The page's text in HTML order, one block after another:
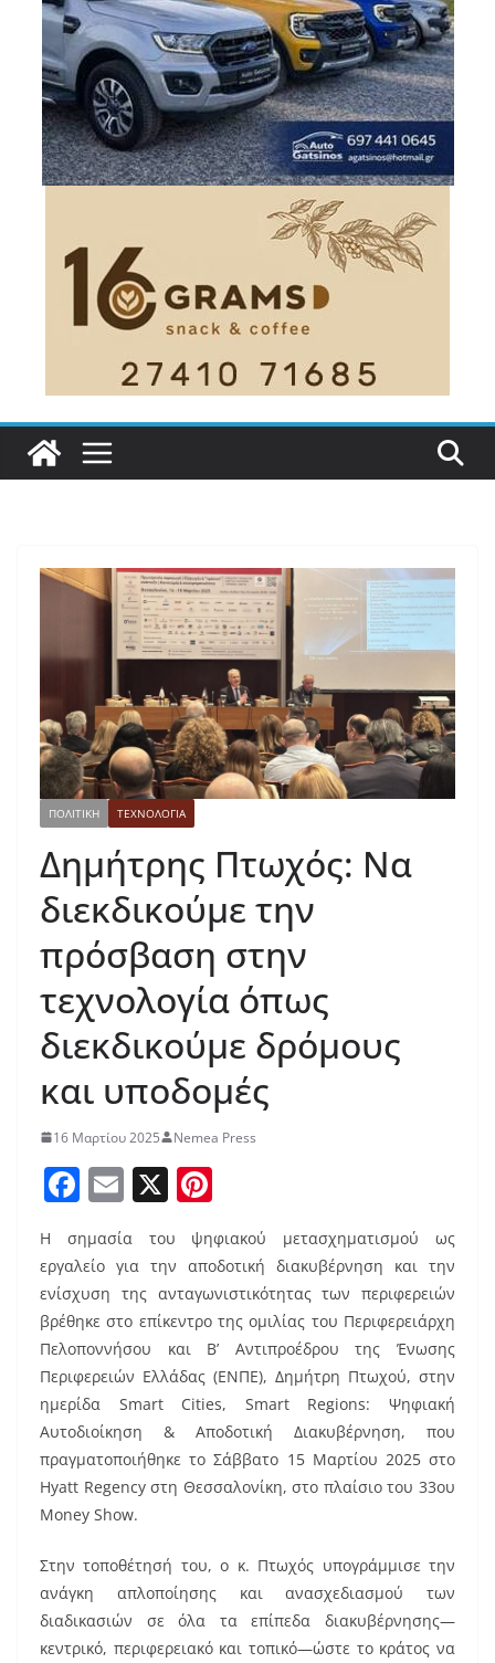
ΠΟΛΙΤΙΚΗ ΤΕΧΝΟΛΟΓΙΑ
Δημήτρης Πτωχός: Να
διεκδικούμε την
πρόσβαση στην
τεχνολογία όπως
διεκδικούμε δρόμους
και υποδομές
16 Μαρτίου 2025 Nemea Press
F
c
e
b
o
o
k
E
ai
l
X
er
e
st
Η σημασία του ψηφιακού μετασχηματισμού ως
εργαλείο για την αποδοτική διακυβέρνηση και την
ενίσχυση της ανταγωνιστικότητας των περιφερειών
βρέθηκε στο επίκεντρο της ομιλίας του Περιφερειάρχη
Πελοποννήσου και Β’ Αντιπροέδρου της Ένωσης
Περιφερειών Ελλάδας (ΕΝΠΕ), Δημήτρη Πτωχού, στην
ημερίδα Smart Cities, Smart Regions: Ψηφιακή
Αυτοδιοίκηση & Αποδοτική Διακυβέρνηση, που
πραγματοποιήθηκε το Σάββατο 15 Μαρτίου 2025 στο
Hyatt Regency στη Θεσσαλονίκη, στο πλαίσιο του 33ου
Money Show.
Στην τοποθέτησή του, ο κ. Πτωχός υπογράμμισε την
ανάγκη απλοποίησης και ανασχεδιασμού των
διαδικασιών σε όλα τα επίπεδα διακυβέρνησης—
κεντρικό, περιφερειακό και τοπικό—ώστε το κράτος να